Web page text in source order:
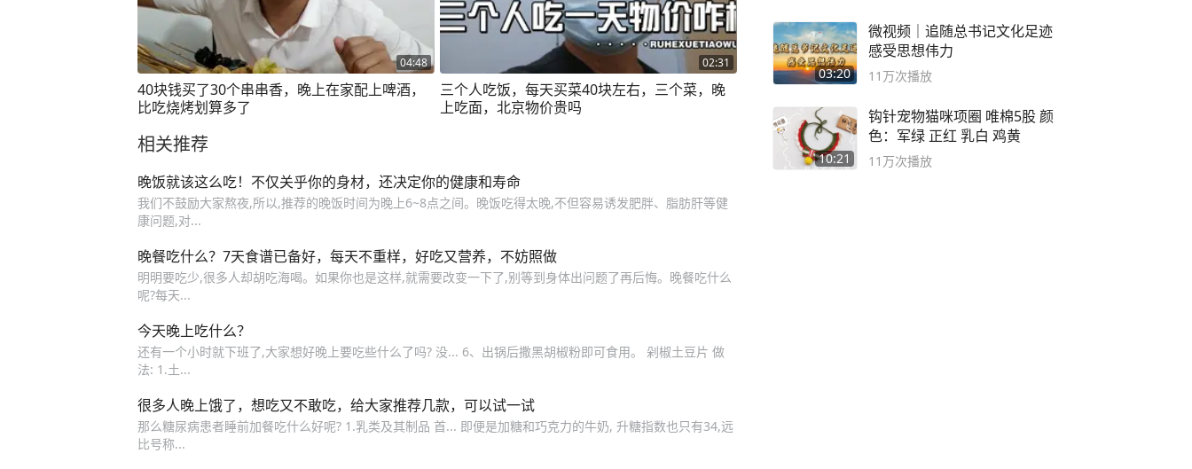
04:48
40块钱买了30个串串香，晚上在家配上啤酒，
比吃烧烤划算多了
02:31
三个人吃饭，每天买菜40块左右，三个菜，晚
上吃面，北京物价贵吗
相关推荐
晚饭就该这么吃！不仅关乎你的身材，还决定你的健康和寿命
我们不鼓励大家熬夜,所以,推荐的晚饭时间为晚上6~8点之间。晚饭吃得太晚,不但容易诱发肥胖、脂肪肝等健
康问题,对...
晚餐吃什么？7天食谱已备好，每天不重样，好吃又营养，不妨照做
明明要吃少,很多人却胡吃海喝。如果你也是这样,就需要改变一下了,别等到身体出问题了再后悔。晚餐吃什么
呢?每天...
今天晚上吃什么？
还有一个小时就下班了,大家想好晚上要吃些什么了吗? 没... 6、出锅后撒黑胡椒粉即可食用。 剁椒土豆片 做
法: 1.土...
很多人晚上饿了，想吃又不敢吃，给大家推荐几款，可以试一试
那么糖尿病患者睡前加餐吃什么好呢? 1.乳类及其制品 首... 即便是加糖和巧克力的牛奶, 升糖指数也只有34,远
比号称...
03:20
微视频｜追随总书记文化足迹
感受思想伟力
11万次播放
10:21
钩针宠物猫咪项圈 唯棉5股 颜
色：军绿 正红 乳白 鸡黄
11万次播放